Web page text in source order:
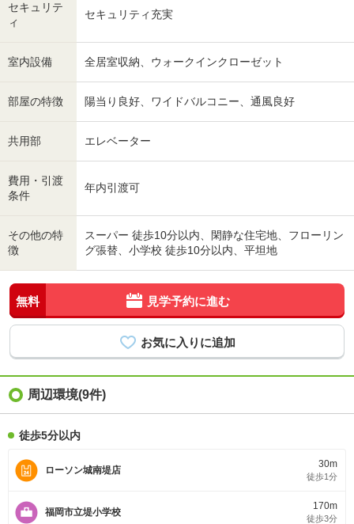
セキュリテ
ィ
セキュリティ充実
室内設備 全居室収納、ウォークインクローゼット
部屋の特徴 陽当り良好、ワイドバルコニー、通風良好
共用部 エレベーター
費用・引渡
条件
年内引渡可
その他の特
徴
スーパー 徒歩10分以内、閑静な住宅地、フローリン
グ張替、小学校 徒歩10分以内、平坦地
無料 見学予約に進む
周辺環境(9件)
徒歩5分以内
ローソン城南堤店
30m
徒歩1分
福岡市立堤小学校
170m
徒歩3分